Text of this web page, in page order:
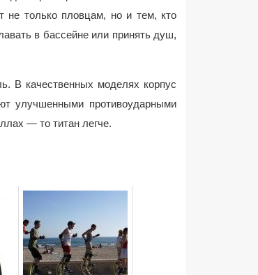
не только пловцам, но и тем, кто
в бассейне или принять душ,
В качественных моделях корпус
улучшенными противоударными
— то титан легче.